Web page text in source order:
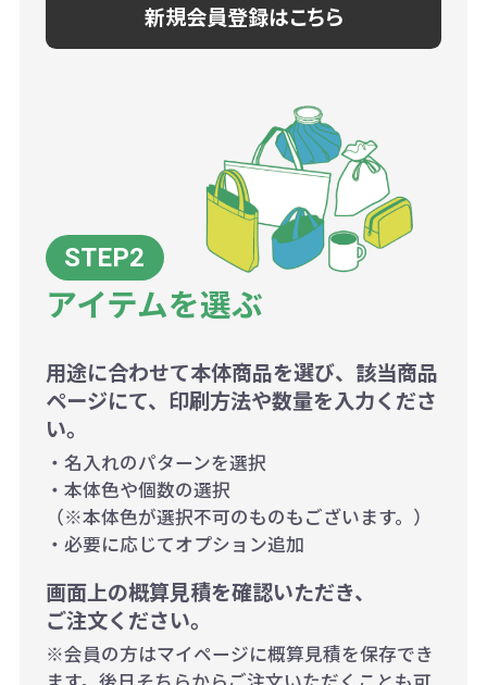
新規会員登録はこちら
アイテムを選ぶ
用途に合わせて本体商品を選び、該当商品
ページにて、印刷方法や数量を入力くださ
い。
・名入れのパターンを選択
・本体色や個数の選択
（※本体色が選択不可のものもございます。）
・必要に応じてオプション追加
画面上の概算見積を確認いただき、
ご注文ください。
※会員の方はマイページに概算見積を保存でき